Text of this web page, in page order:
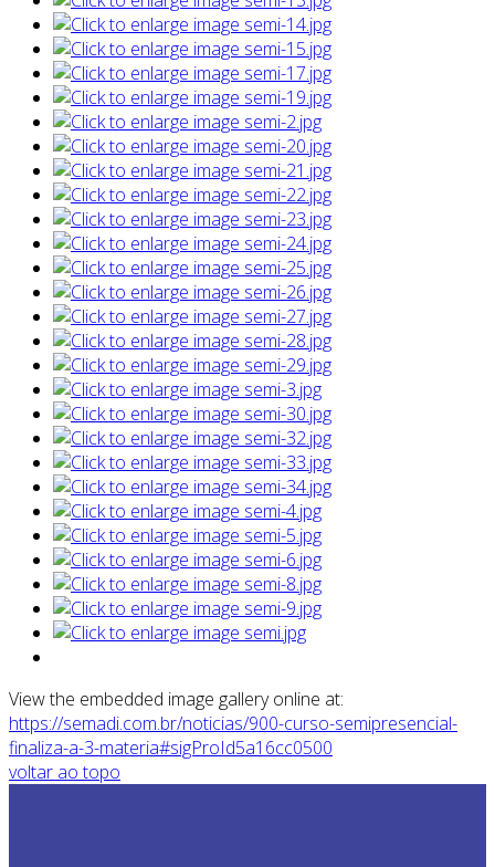
View the embedded image gallery online at:
https://semadi.com.br/noticias/900-curso-semipresencial-
finaliza-a-3-materia#sigProId5a16cc0500
voltar ao topo